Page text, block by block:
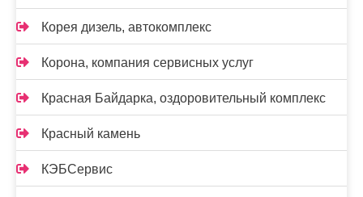
Корея дизель, автокомплекс
Корона, компания сервисных услуг
Красная Байдарка, оздоровительный комплекс
Красный камень
КЭБСервис